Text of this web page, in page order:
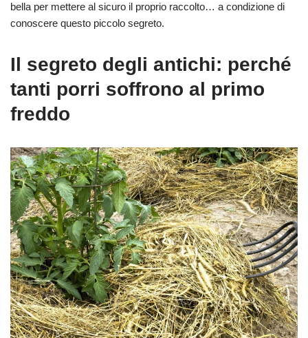
bella per mettere al sicuro il proprio raccolto… a condizione di
conoscere questo piccolo segreto.
Il segreto degli antichi: perché
tanti porri soffrono al primo
freddo